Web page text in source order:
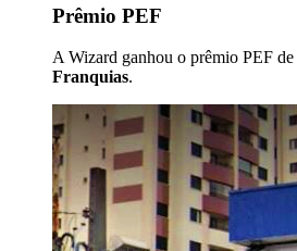
Prêmio PEF
A Wizard ganhou o prêmio PEF de
Franquias.